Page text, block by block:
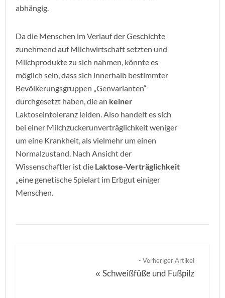
abhängig.
Da die Menschen im Verlauf der Geschichte
zunehmend auf Milchwirtschaft setzten und
Milchprodukte zu sich nahmen, könnte es
möglich sein, dass sich innerhalb bestimmter
Bevölkerungsgruppen „Genvarianten“
durchgesetzt haben, die an keiner
Laktoseintoleranz leiden. Also handelt es sich
bei einer Milchzuckerunverträglichkeit weniger
um eine Krankheit, als vielmehr um einen
Normalzustand. Nach Ansicht der
Wissenschaftler ist die Laktose-Verträglichkeit
„eine genetische Spielart im Erbgut einiger
Menschen.
- Vorheriger Artikel
«Schweißfüße und Fußpilz